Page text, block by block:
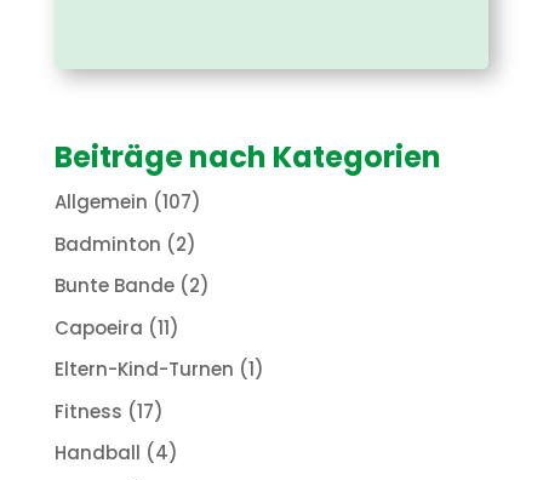
Beiträge nach Kategorien
Allgemein (107)
Badminton (2)
Bunte Bande(2)
Capoeira (11)
Eltern-Kind-Turnen (1)
Fitness (17)
Handball (4)